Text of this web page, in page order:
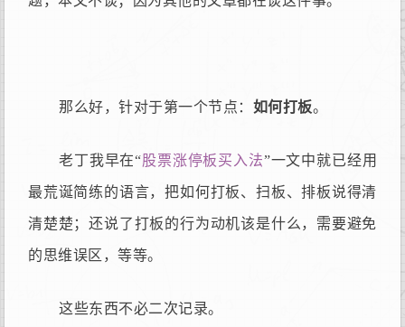
那么好，针对于第一个节点： 如何打板。
老丁我早在“股票涨停板买入法”一文中就已经用
最荒诞简练的语言，把如何打板、扫板、排板说得清
清楚楚；还说了打板的行为动机该是什么，需要避免
的思维误区，等等。
这些东西不必二次记录。